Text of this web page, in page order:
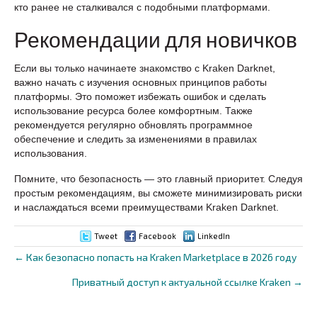
кто ранее не сталкивался с подобными платформами.
Рекомендации для новичков
Если вы только начинаете знакомство с Kraken Darknet,
важно начать с изучения основных принципов работы
платформы. Это поможет избежать ошибок и сделать
использование ресурса более комфортным. Также
рекомендуется регулярно обновлять программное
обеспечение и следить за изменениями в правилах
использования.
Помните, что безопасность — это главный приоритет. Следуя
простым рекомендациям, вы сможете минимизировать риски
и наслаждаться всеми преимуществами Kraken Darknet.
Tweet Facebook LinkedIn
Posts
navigation
← Как безопасно попасть на Kraken Marketplace в 2026 году
Приватный доступ к актуальной ссылке Kraken →